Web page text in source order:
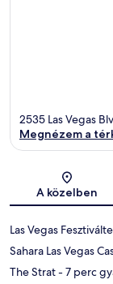
2535 Las Vegas
Megnézem a
A közelben
Las Vegas
Sahara Las Vegas
The Strat- 7 perc